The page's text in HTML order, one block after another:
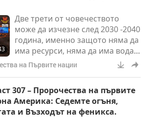
Две трети от човечеството
може да изчезне след 2030 -2040
година, именно защото няма да
има ресурси, няма да има вода.
А едно по-осъзнато човечество
ще оцелее. Надяваме се да не
положение, от което можем да
променим.
на Първите нации
307 – Пророчества на първите
Америка: Седемте огъня,
и Възходът на феникса.